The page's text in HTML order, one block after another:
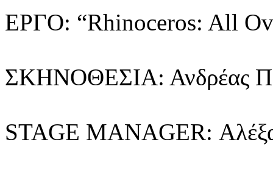
ΕΡΓΟ: “Rhinoceros: All
ΣΚΗΝΟΘΕΣΙΑ: Ανδρέας
STAGE MANAGER: